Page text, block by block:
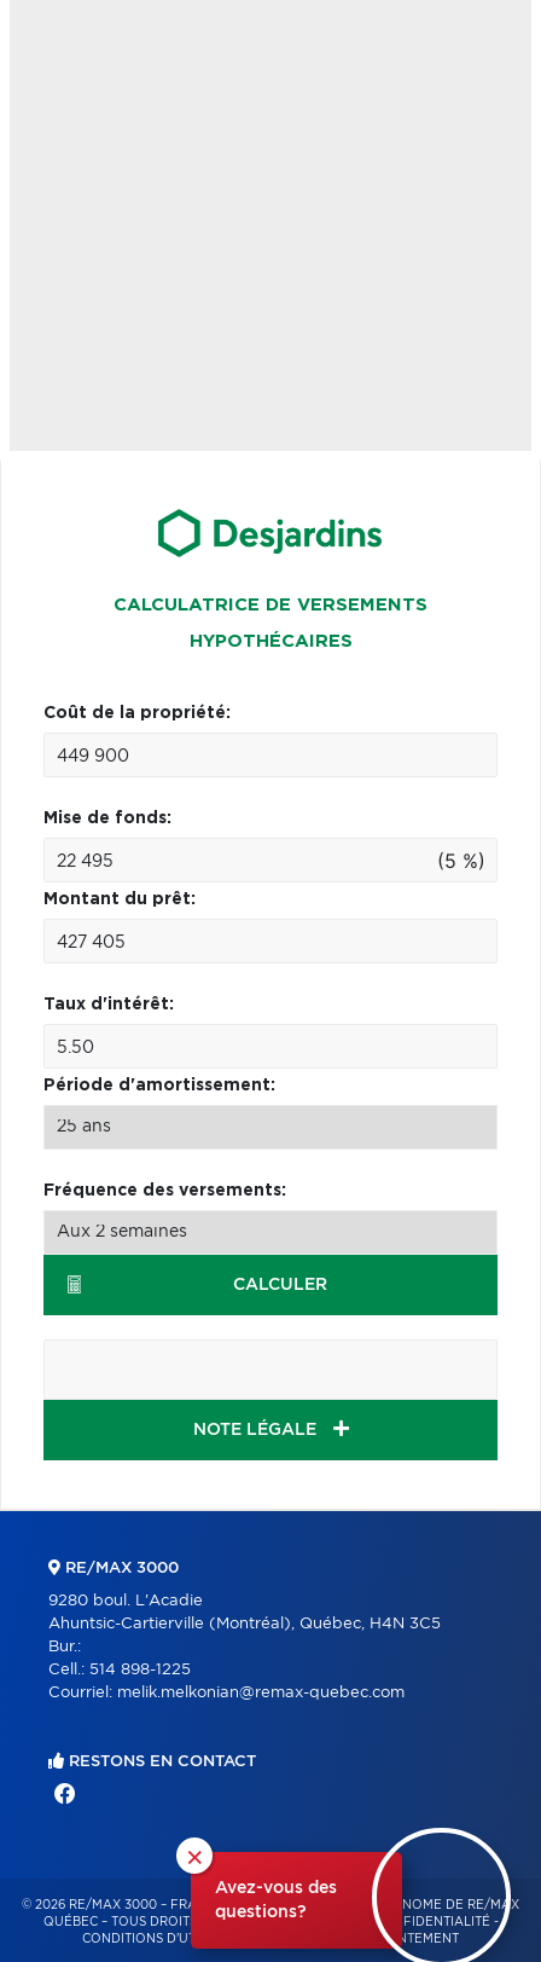
CALCULATRICE DE VERSEMENTS
HYPOTHÉCAIRES
Coût de la propriété:
Mise de fonds:
(5 %)
Montant du prêt:
Taux d'intérêt:
Période d'amortissement:
Fréquence des versements:
CALCULER
NOTE LÉGALE
×
Avez-vous des
questions?
RE/MAX 3000
9280 boul. L'Acadie
Ahuntsic-Cartierville (Montréal), Québec, H4N 3C5
Bur.:
Cell.: 514 898-1225
Courriel: melik.melkonian@remax-quebec.com
RESTONS EN CONTACT
© 2026 RE/MAX 3000 – FRANCHISÉ INDÉPENDANT ET AUTONOME DE RE/MAX
QUÉBEC – TOUS DROITS RÉSERVÉS -
POLITIQUE DE CONFIDENTIALITÉ -
CONDITIONS D'UTILISATION
GESTION DU CONSENTEMENT